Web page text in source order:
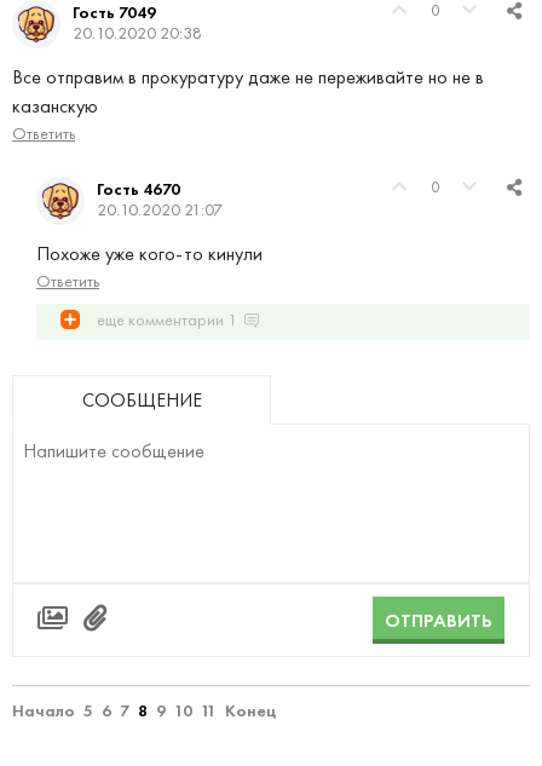
0
Гость 7049
20.10.2020 20:38
Все отправим в прокуратуру даже не переживайте но не в
казанскую
Ответить
0
Гость 4670
20.10.2020 21:07
Похоже уже кого-то кинули
Ответить
еще комментарии 1
СООБЩЕНИЕ
ОТПРАВИТЬ
Начало 5 6 7 8 9 10 11 Конец